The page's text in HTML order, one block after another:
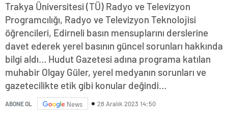
Trakya Üniversitesi (TÜ) Radyo ve Televizyon
Programcılığı, Radyo ve Televizyon Teknolojisi
öğrencileri, Edirneli basın mensuplarını derslerine
davet ederek yerel basının güncel sorunları hakkında
bilgi aldı… Hudut Gazetesi adına programa katılan
muhabir Olgay Güler, yerel medyanın sorunları ve
gazetecilikte etik gibi konular değindi…
ABONE OL News 28 Aralık 2023 14:50